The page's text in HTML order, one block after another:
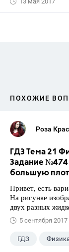
ПОХОЖИЕ
Роза
ГДЗ Тема 21
Задание №474
большую
Привет, есть
На рисунке
двух разных
5 сентября 2017
ГДЗ